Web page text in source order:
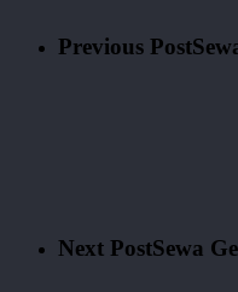
Previous Post
Next PostSewa